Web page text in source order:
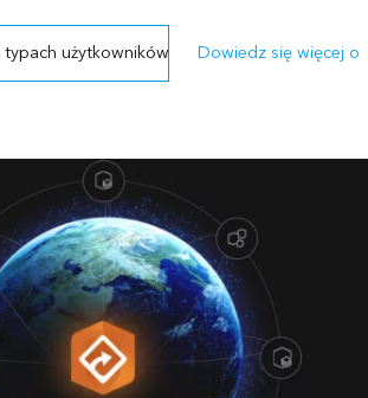
użytkowników Dowiedz się więcej o